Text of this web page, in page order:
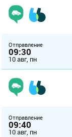
Отправление
09:30
10 авг, пн
Отправление
09:40
10 авг, пн